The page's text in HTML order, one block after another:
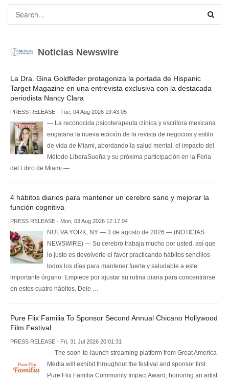
Noticias Newswire
La Dra. Gina Goldfeder protagoniza la portada de Hispanic
Target Magazine en una entrevista exclusiva con la destacada
periodista Nancy Clara
PRESS RELEASE - Tue, 04 Aug 2026 19:43:05
— La reconocida psicoterapeuta clínica y escritora mexicana
engalana la nueva edición de la revista de negocios y estilo
de vida de Miami, abordando la salud mental, el impacto del
Método LiberaSueña y su próxima participación en la Feria
del Libro de Miami —
4 hábitos diarios para mantener un cerebro sano y mejorar la
función cognitiva
PRESS RELEASE - Mon, 03 Aug 2026 17:17:04
NUEVA YORK, NY — 3 de agosto de 2026 — (NOTICIAS
NEWSWIRE) — Su cerebro trabaja mucho por usted, así que
lo justo es devolverle el favor practicando hábitos sencillos
todos los días para mantener fuerte y saludable a este
importante órgano. Empiece por ajustar su rutina diaria para concentrarse
en estos cuatro hábitos. Dele …
Pure Flix Familia To Sponsor Second Annual Chicano Hollywood
Film Festival
PRESS RELEASE - Fri, 31 Jul 2026 20:01:31
— The soon-to-launch streaming platform from Great America
Media will exhibit throughout the festival and sponsor first
Pure Flix Familia Community Impact Award, honoring an artist